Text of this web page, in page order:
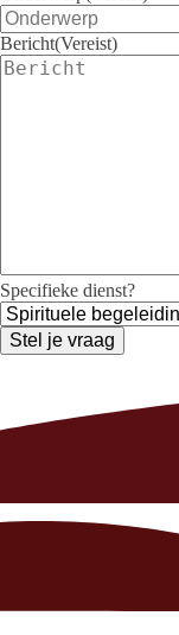
Bericht(Vereist)
Specifieke dienst?
Stel je vraag